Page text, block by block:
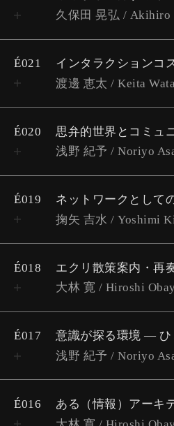
久保田 晃弘 / Akihiro
É021
渡邊 恵太 / Keita
É020
思弁的世界とコミュ
浅野 紀予 / Noriyo
É019
ネットワークとして
掬矢 吉水 / Yoshimi
É018
エクリ散策案内・再
大林 寛 / Hiroshi
É017
浅野 紀予 / Noriyo
É016
ある（情報）アーキ